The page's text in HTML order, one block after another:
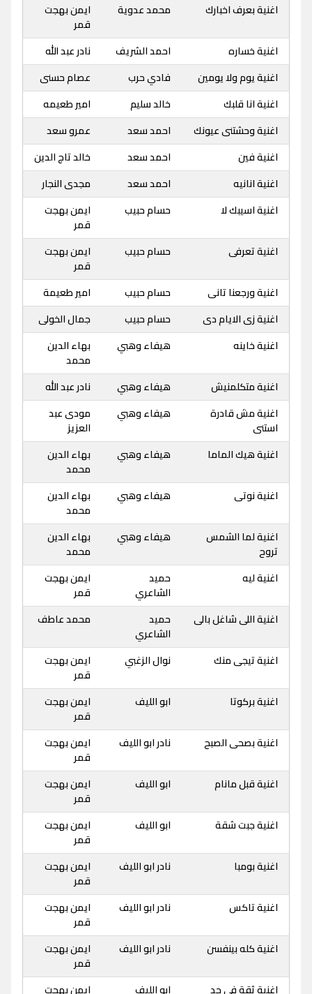
اغنية بعرف اخبارك
محمد عدوية
ايمن بهجت
قمر
اغنية خساره
احمد الشريف
نادر عبد الله
اغنية يوم ولا يومين
فادي حرب
عصام حسنى
اغنية انا قلبك
خالد سليم
امير طعيمه
اغنية وحشتنى عيونك
احمد سعد
عمرو سعد
اغنية فين
احمد سعد
خالد تاج الدين
اغنية انانيه
احمد سعد
مجدى النجار
اغنية اسيبك لا
حسام حبيب
ايمن بهجت
قمر
اغنية تعرفى
حسام حبيب
ايمن بهجت
قمر
اغنية ورجعنا تانى
حسام حبيب
امير طعيمة
اغنية زى الايام دى
حسام حبيب
جمال الخولى
اغنية خاينه
هيفاء وهبي
بهاء الدين
محمد
اغنية متكلمنيش
هيفاء وهبي
نادر عبد الله
اغنية مش قادرة
استنى
هيفاء وهبي
مودى عبد
العزيز
اغنية هيك الماما
هيفاء وهبي
بهاء الدين
محمد
اغنية نوتى
هيفاء وهبي
بهاء الدين
محمد
اغنية لما الشمس
تروح
هيفاء وهبي
بهاء الدين
محمد
اغنية ليه
حميد
الشاعري
ايمن بهجت
قمر
اغنية اللى شاغل بالى
حميد
الشاعري
محمد عاطف
اغنية تيجى منك نوال الزغبي
ايمن بهجت
قمر
اغنية بركوتا
ابو الليف
ايمن بهجت
قمر
اغنية بصحى الصبح
نادر ابو الليف
ايمن بهجت
قمر
اغنية قبل مانام
ابو الليف
ايمن بهجت
قمر
اغنية جبت شقة
ابو الليف
ايمن بهجت
قمر
اغنية بومبا
نادر ابو الليف
ايمن بهجت
قمر
اغنية تاكس
نادر ابو الليف
ايمن بهجت
قمر
اغنية كله بينفسن
نادر ابو الليف
ايمن بهجت
قمر
اغنية ثقة فى حد
ابو الليف ايمن بهجت